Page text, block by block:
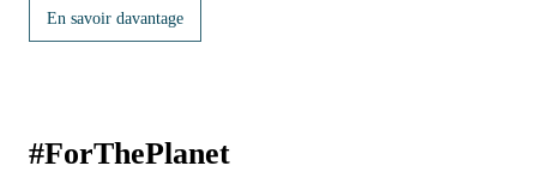
En savoir davantage
#ForThePlanet